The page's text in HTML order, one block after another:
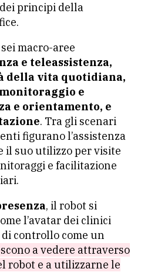
principi della
macro-aree
e teleassistenza,
della vita quotidiana,
e
e orientamento, e
. Tra gli scenari
figurano l’assistenza
il suo utilizzo per visite
e facilitazione
, il robot si
l’avatar dei clinici
controllo come un
a vedere attraverso
robot e a utilizzarne le